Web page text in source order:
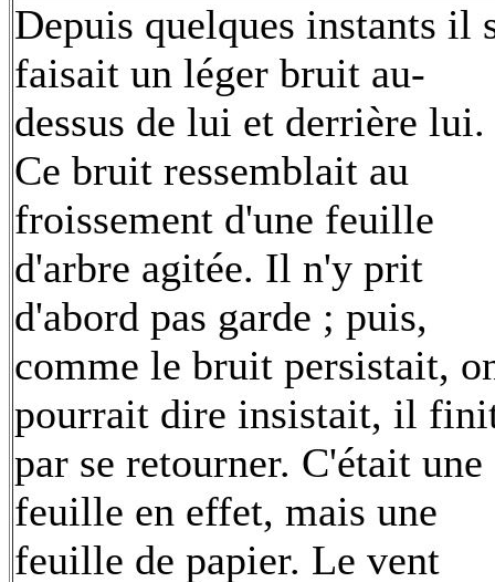
Depuis quelques instants il
faisait un léger bruit au-
dessus de lui et derrière lui.
Ce bruit ressemblait au
froissement d'une feuille
d'arbre agitée. Il n'y prit
d'abord pas garde ; puis,
comme le bruit persistait,
pourrait dire insistait, il
par se retourner. C'était une
feuille en effet, mais une
feuille de papier. Le vent